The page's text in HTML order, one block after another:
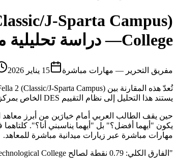
J-Sparta Campus)
College— دراسة تحليلية
مفريق التحرير — مهارات مباشرة 15 يناير 2026
يستند هذا التحليل إلى نظام التقييم DES الخاص بمركز مهارات مباشرة، الذي يقيس كل معهد عبر 9 محاور موضوعية تشمل الجانب الأكاديمي والمرافق والإقامة والأكل والموقع والأمان وغيرها.
مهارات مباشرة عبر زيارات ميدانية مباشرة للمعاهد.
" الفارق الكلي: 0.79 نقطة لصالح GITC - Green International Technological College